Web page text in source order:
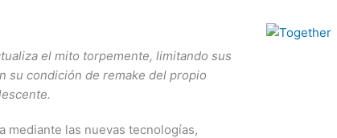
el mito torpemente, limitando sus
su condición de remake del propio
mediante las nuevas tecnologías,